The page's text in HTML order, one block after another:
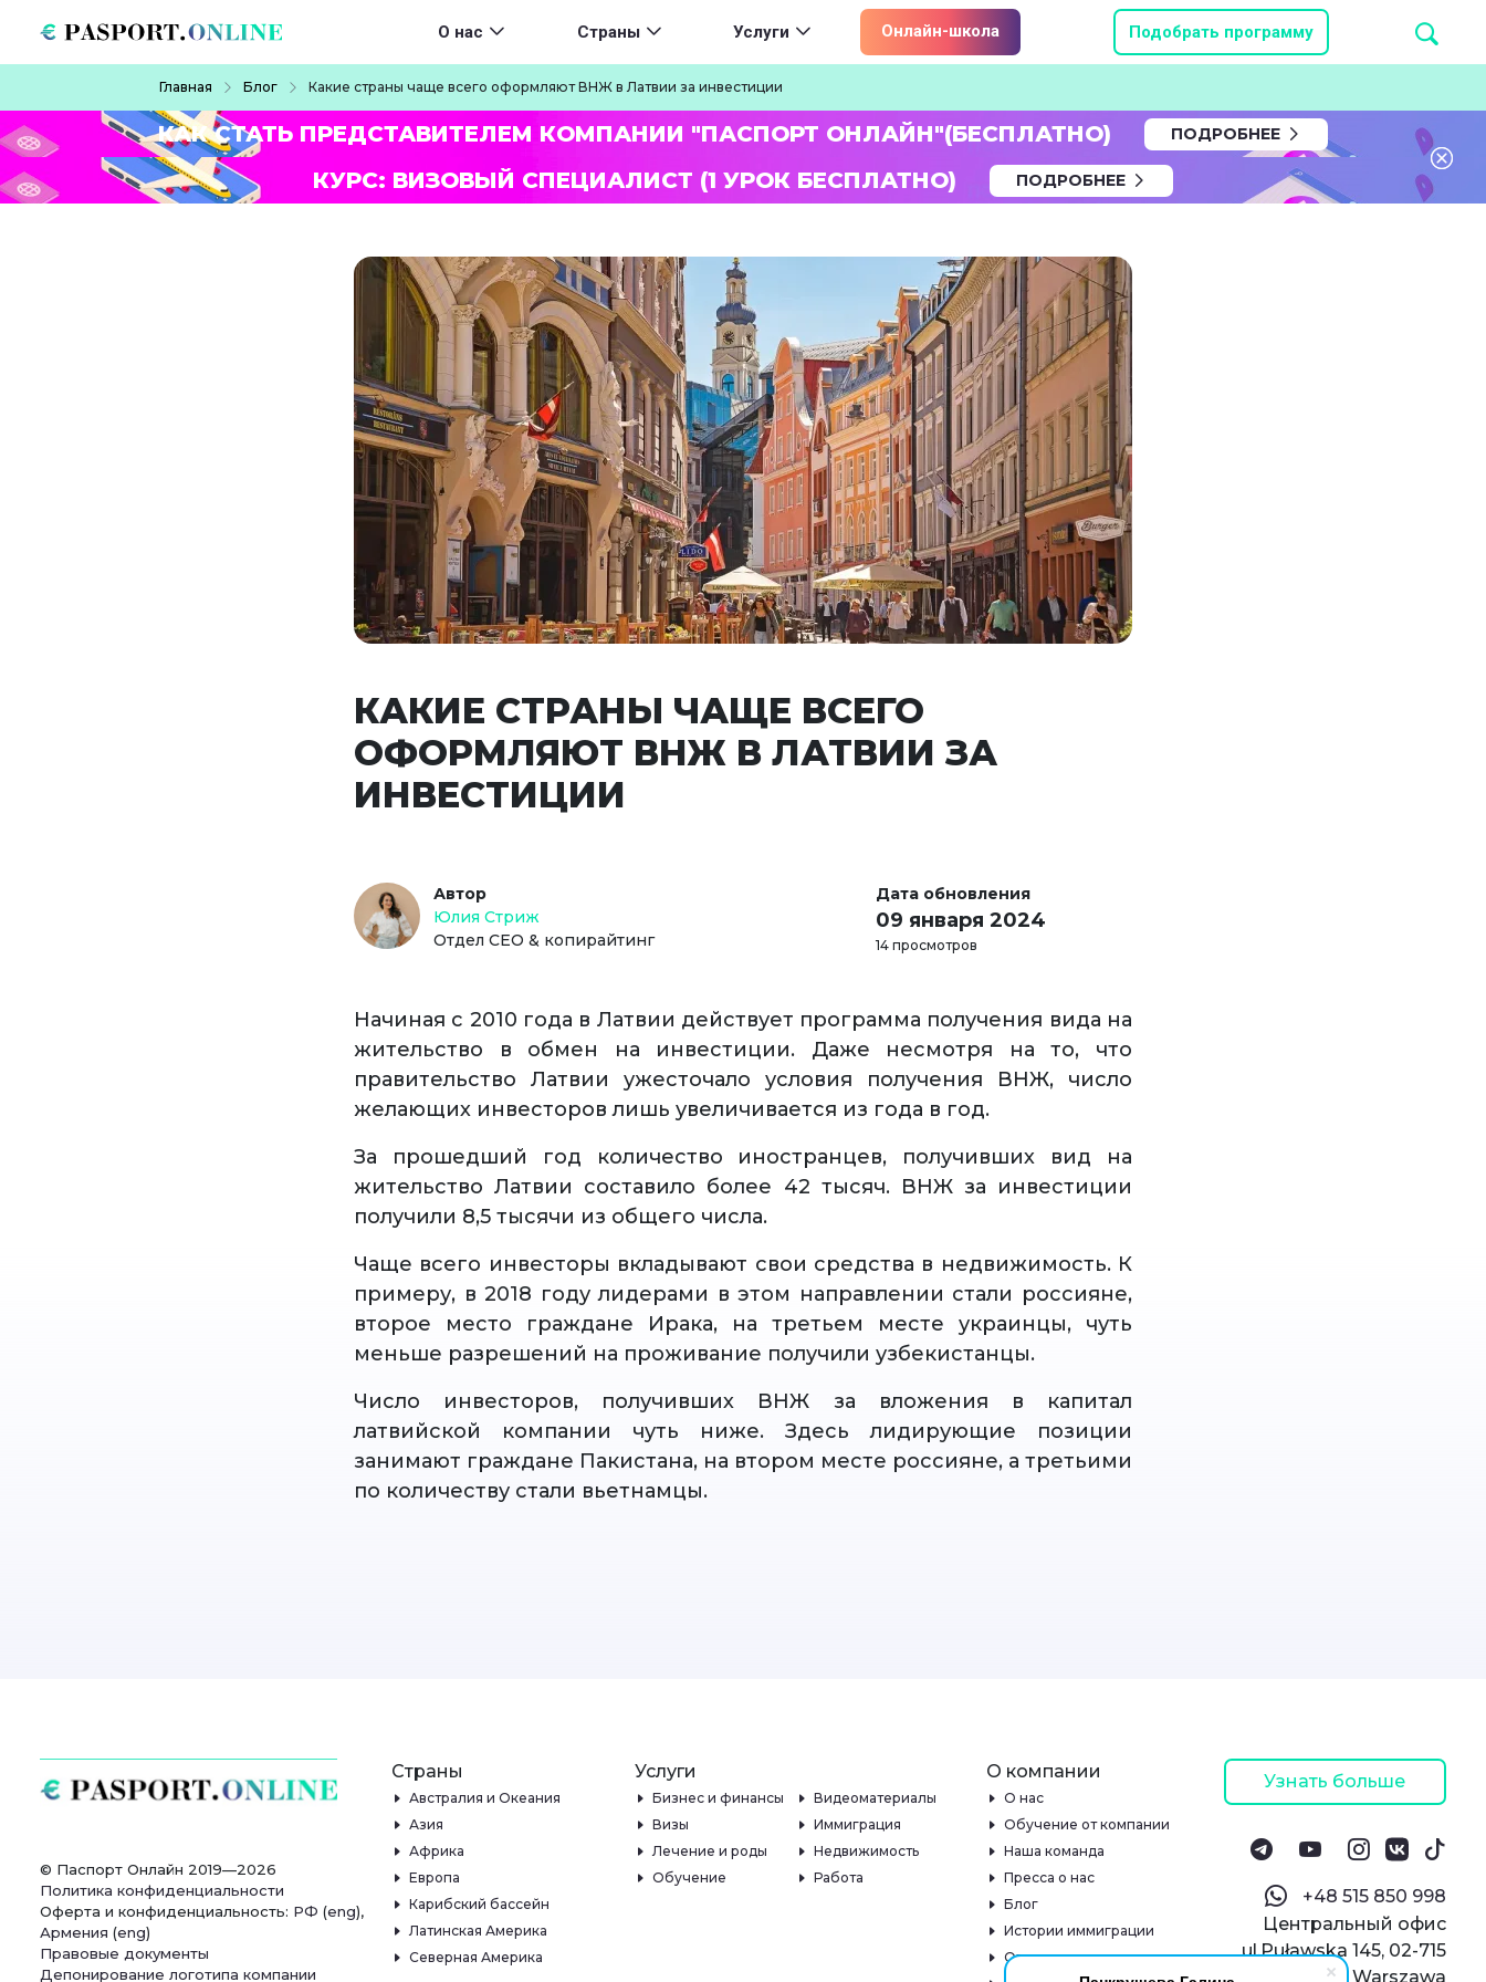
Main navigation
О нас Страны Услуги Онлайн-школа Подобрать программу
Главная Блог Какие страны чаще всего оформляют ВНЖ в Латвии за инвестиции
КАК СТАТЬ ПРЕДСТАВИТЕЛЕМ КОМПАНИИ "ПАСПОРТ ОНЛАЙН"(БЕСПЛАТНО) ПОДРОБНЕЕ
КУРС: ВИЗОВЫЙ СПЕЦИАЛИСТ (1 УРОК БЕСПЛАТНО) ПОДРОБНЕЕ
КАКИЕ СТРАНЫ ЧАЩЕ ВСЕГО
ОФОРМЛЯЮТ ВНЖ В ЛАТВИИ ЗА
ИНВЕСТИЦИИ
Автор
Юлия Стриж
Отдел СЕО & копирайтинг
Дата обновления
09 января 2024
14 просмотров
Начиная с 2010 года в Латвии действует программа получения вида на
жительство в обмен на инвестиции. Даже несмотря на то, что
правительство Латвии ужесточало условия получения ВНЖ, число
желающих инвесторов лишь увеличивается из года в год.
За прошедший год количество иностранцев, получивших вид на
жительство Латвии составило более 42 тысяч. ВНЖ за инвестиции
получили 8,5 тысячи из общего числа.
Чаще всего инвесторы вкладывают свои средства в недвижимость. К
примеру, в 2018 году лидерами в этом направлении стали россияне,
второе место граждане Ирака, на третьем месте украинцы, чуть
меньше разрешений на проживание получили узбекистанцы.
Число инвесторов, получивших ВНЖ за вложения в капитал
латвийской компании чуть ниже. Здесь лидирующие позиции
занимают граждане Пакистана, на втором месте россияне, а третьими
по количеству стали вьетнамцы.
© Паспорт Онлайн 2019—2026
Политика конфиденциальности
Оферта и конфиденциальность: РФ (eng),
Армения (eng)
Правовые документы
Депонирование логотипа компании
Страны
Австралия и Океания
Азия
Африка
Европа
Карибский бассейн
Латинская Америка
Северная Америка
Услуги
Бизнес и финансы
Видеоматериалы
Визы
Иммиграция
Лечение и роды
Недвижимость
Обучение
Работа
О компании
О нас
Обучение от компании
Наша команда
Пресса о нас
Блог
Истории иммиграции
Отзывы
Узнать больше
‪+48 515 850 998‬
Центральный офис
ul.Puławska 145, 02-715
Warszawa